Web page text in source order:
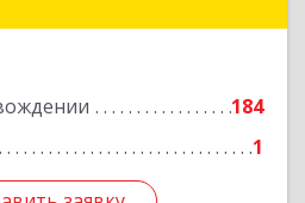
184
1